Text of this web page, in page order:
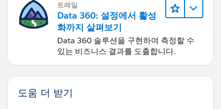
트레일
Data 360: 설정에서 활성
화까지 살펴보기
Data 360 솔루션을 구현하여 측정할 수
있는 비즈니스 결과를 도출합니다.
도움 더 받기